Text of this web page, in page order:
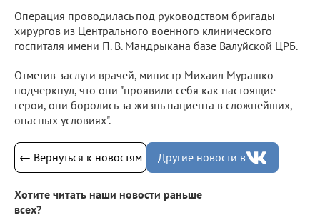
Операция проводилась под руководством бригады
хирургов из Центрального военного клинического
госпиталя имени П. В. Мандрыкана базе Валуйской ЦРБ.
Отметив заслуги врачей, министр Михаил Мурашко
подчеркнул, что они "проявили себя как настоящие
герои, они боролись за жизнь пациента в сложнейших,
опасных условиях".
← Вернуться к новостям Другие новости в
Хотите читать наши новости раньше
всех?